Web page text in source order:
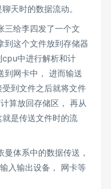
天时的数据流动。
给李四发了一个文
到这个文件放到存储器
cpu中进行解析和计
到网卡中， 进而输送
到文件之后就将文件
算放回存储区， 再从
是传送文件时的流
体系中的数据传送，
入输出设备， 网卡等